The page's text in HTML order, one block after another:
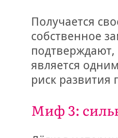
Получается
собственное
является
риск развития
Миф 3: